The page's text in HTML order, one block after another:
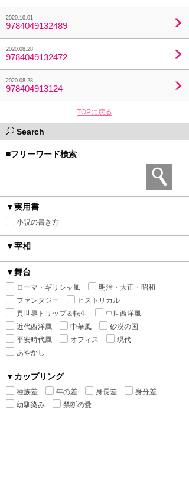
2020.10.01
9784049132489
2020.08.28
9784049132472
2020.08.28
978404913124
TOPに戻る
Search
■フリーワード検索
▼実用書
小説の書き方
▼宰相
▼舞台
ローマ・ギリシャ風
明治・大正・昭和
ファンタジー
ヒストリカル
異世界トリップ＆転生
中世西洋風
近代西洋風
中華風
砂漠の国
平安時代風
オフィス
現代
あやかし
▼カップリング
種族差 年の差 身長差
身分差
幼馴染み
禁断の愛